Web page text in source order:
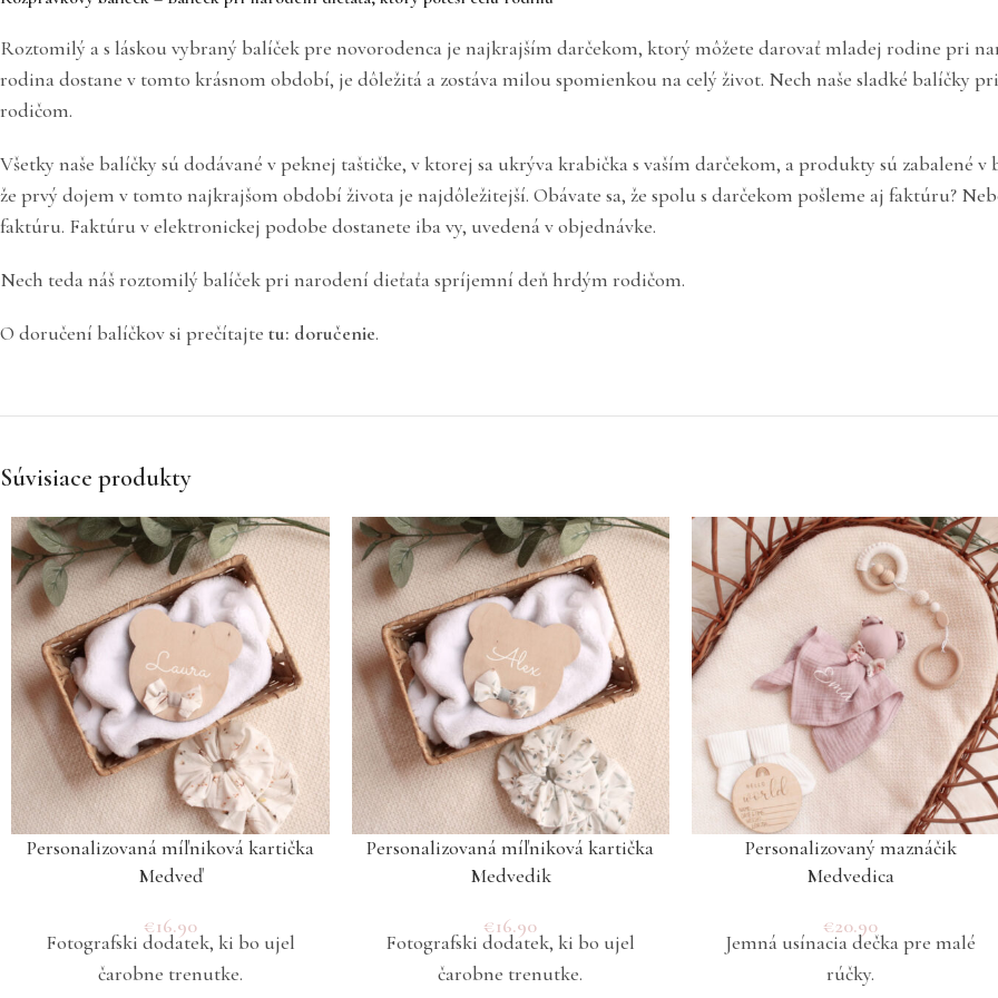
Roztomilý a s láskou vybraný balíček pre novorodenca je najkrajším darčekom, ktorý môžete darovať mladej rodine pri
rodina dostane v tomto krásnom období, je dôležitá a zostáva milou spomienkou na celý život. Nech naše sladké balíčky
rodičom.
Všetky naše balíčky sú dodávané v peknej taštičke, v ktorej sa ukrýva krabička s vaším darčekom, a produkty sú zabalené
že prvý dojem v tomto najkrajšom období života je najdôležitejší. Obávate sa, že spolu s darčekom pošleme aj faktúru?
faktúru. Faktúru v elektronickej podobe dostanete iba vy, uvedená v objednávke.
Nech teda náš roztomilý balíček pri narodení dieťaťa spríjemní deň hrdým rodičom.
O doručení balíčkov si prečítajte tu: doručenie.
Súvisiace produkty
Personalizovaná míľniková kartička
Medveď
€16.90
Fotografski dodatek, ki bo ujel
čarobne trenutke.
Personalizovaná míľniková kartička
Medvedik
€16.90
Fotografski dodatek, ki bo ujel
čarobne trenutke.
Personalizovaný maznáčik
Medvedica
€20.90
Jemná usínacia dečka pre malé
rúčky.